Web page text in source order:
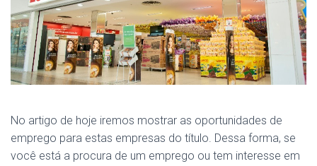
No artigo de hoje iremos mostrar as oportunidades de
emprego para estas empresas do título. Dessa forma, se
você está a procura de um emprego ou tem interesse em